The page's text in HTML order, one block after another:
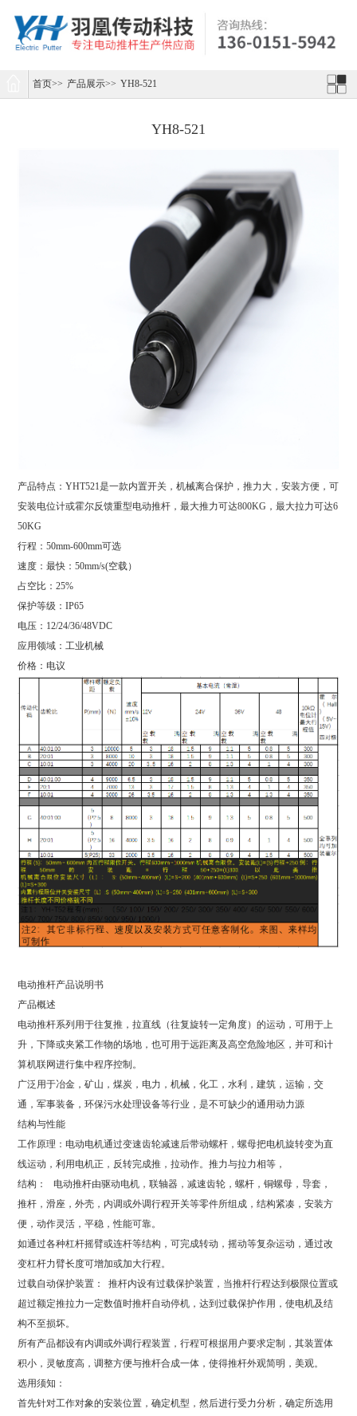
首页>> 产品展示>> YH8-521
YH8-521
产品特点：YHT521是一款内置开关，机械离合保护，推力大，安装方便，可
安装电位计或霍尔反馈重型电动推杆，最大推力可达800KG，最大拉力可达6
50KG
行程：50mm-600mm可选
速度：最快：50mm/s(空载）
占空比：25%
保护等级：IP65
电压：12/24/36/48VDC
应用领域：工业机械
价格：电议
电动推杆产品说明书
产品概述
电动推杆系列用于往复推，拉直线（往复旋转一定角度）的运动，可用于上
升，下降或夹紧工作物的场地，也可用于远距离及高空危险地区，并可和计
算机联网进行集中程序控制。
广泛用于冶金，矿山，煤炭，电力，机械，化工，水利，建筑，运输，交
通，军事装备，环保污水处理设备等行业，是不可缺少的通用动力源
结构与性能
工作原理：电动电机通过变速齿轮减速后带动螺杆，螺母把电机旋转变为直
线运动，利用电机正，反转完成推，拉动作。推力与拉力相等，
结构： 电动推杆由驱动电机，联轴器，减速齿轮，螺杆，铜螺母，导套，
推杆，滑座，外壳，内调或外调行程开关等零件所组成，结构紧凑，安装方
便，动作灵活，平稳，性能可靠。
如通过各种杠杆摇臂或连杆等结构，可完成转动，摇动等复杂运动，通过改
变杠杆力臂长度可增加或加大行程。
过载自动保护装置： 推杆内设有过载保护装置，当推杆行程达到极限位置或
超过额定推拉力一定数值时推杆自动停机，达到过载保护作用，使电机及结
构不至损坏。
所有产品都设有内调或外调行程装置，行程可根据用户要求定制，其装置体
积小，灵敏度高，调整方便与推杆合成一体，使得推杆外观简明，美观。
选用须知：
首先针对工作对象的安装位置，确定机型，然后进行受力分析，确定所选用